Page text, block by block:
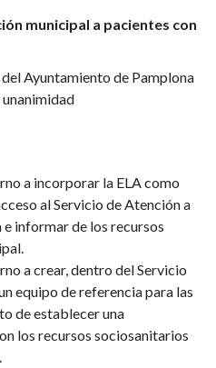
municipal a pacientes con
Ayuntamiento de Pamplona
a incorporar la ELA como
al Servicio de Atención a
informar de los recursos
a crear, dentro del Servicio
equipo de referencia para las
de establecer una
los recursos sociosanitarios